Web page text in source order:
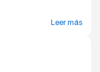
Leer más